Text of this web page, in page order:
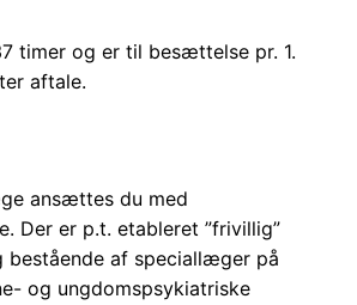
timer og er til besættelse pr. 1.
aftale.
ansættes du med
Der er p.t. etableret ”frivillig”
bestående af speciallæger på
og ungdomspsykiatriske